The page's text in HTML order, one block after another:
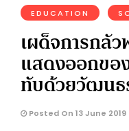
EDUCATION
เผด็จการกลัว
แสดงออกขอ
ทับด้วยวัฒนธ
Posted On 13 June 2019